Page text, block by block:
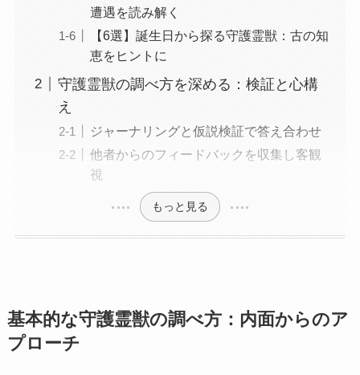
遭遇を読み解く
【6選】誕生日から探る守護霊獣：古の知
恵をヒントに
守護霊獣の調べ方を深める：検証と心構
え
ジャーナリングと仮説検証で答え合わせ
他者からのフィードバックを収集し客観
視
もっと見る
基本的な守護霊獣の調べ方：内面からのア
プローチ